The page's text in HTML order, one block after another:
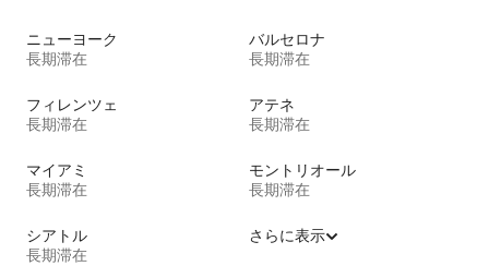
ニューヨーク
長期滞在
バルセロナ
長期滞在
フィレンツェ
長期滞在
アテネ
長期滞在
マイアミ
長期滞在
モントリオール
長期滞在
シアトル
長期滞在
さらに表示